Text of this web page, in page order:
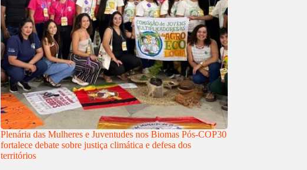
Plenária das Mulheres e Juventudes nos Biomas Pós-COP30
fortalece debate sobre justiça climática e defesa dos
territórios